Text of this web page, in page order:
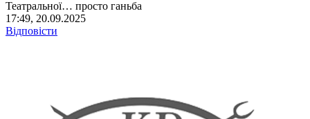
Театральної… просто ганьба
17:49, 20.09.2025
Відповісти